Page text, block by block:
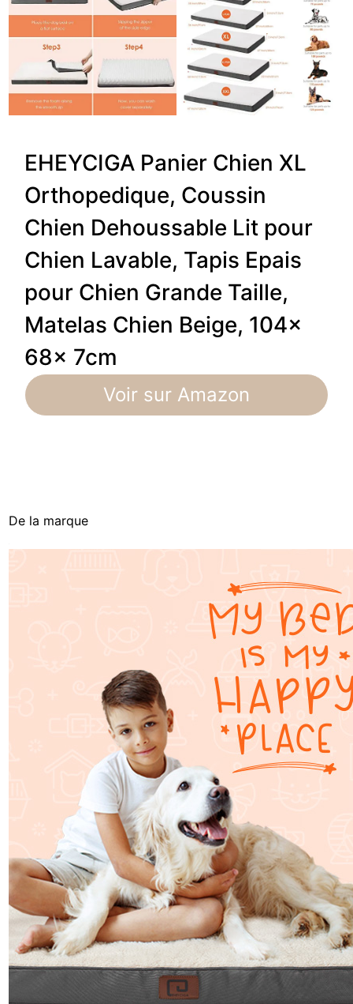
EHEYCIGA Panier Chien XL
Orthopedique, Coussin
Chien Dehoussable Lit pour
Chien Lavable, Tapis Epais
pour Chien Grande Taille,
Matelas Chien Beige, 104x
68x 7cm
Voir sur Amazon
De la marque